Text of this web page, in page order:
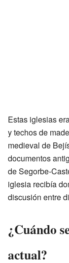
Estas iglesias
y techos de
medieval de
documentos
de Segorbe-
iglesia recibía
discusión entre
¿Cuándo
actual?